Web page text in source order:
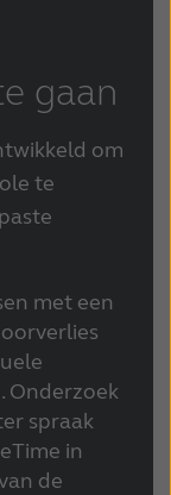
gaan
om
te
met een
Onderzoek
spraak
in
de